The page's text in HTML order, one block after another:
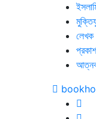
লেখক